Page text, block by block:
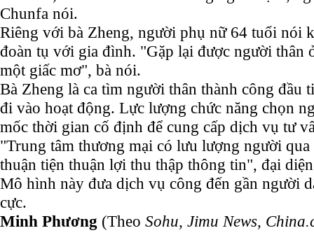
Chunfa nói.
Riêng với bà Zheng, người phụ nữ 64 tuổi nói
đoàn tụ với gia đình. "Gặp lại được người thân
một giấc mơ", bà nói.
Bà Zheng là ca tìm người thân thành công đầu
đi vào hoạt động. Lực lượng chức năng chọn
mốc thời gian cố định để cung cấp dịch vụ tư
"Trung tâm thương mại có lưu lượng người
thuận tiện thuận lợi thu thập thông tin", đại
Mô hình này đưa dịch vụ công đến gần người
cực.
Minh Phương (Theo Sohu, Jimu News,